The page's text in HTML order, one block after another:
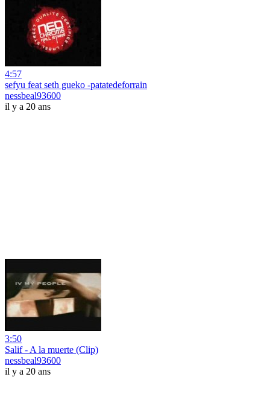
4:57
sefyu feat seth gueko -patatedeforrain
nessbeal93600
il y a 20 ans
3:50
Salif - A la muerte (Clip)
nessbeal93600
il y a 20 ans